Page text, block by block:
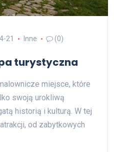
21 Inne (0)
turystyczna
miejsce, które
swoją urokliwą
historią i kulturą. W tej
od zabytkowych